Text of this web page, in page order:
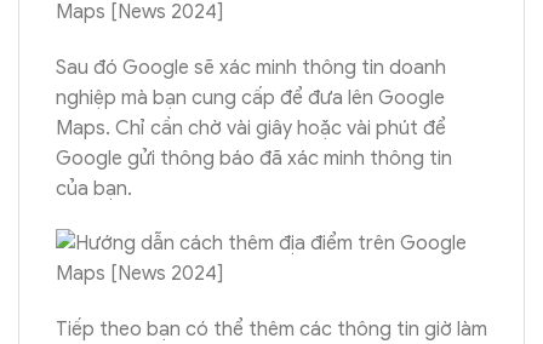
Sau đó Google sẽ xác minh thông tin doanh
nghiệp mà bạn cung cấp để đưa lên Google
Maps. Chỉ cần chờ vài giây hoặc vài phút để
Google gửi thông báo đã xác minh thông tin
của bạn.
Tiếp theo bạn có thể thêm các thông tin giờ làm